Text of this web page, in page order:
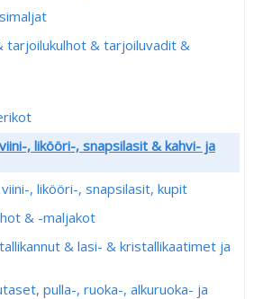
tarjoilukulhot & tarjoiluvadit &
, likööri-, snapsilasit & kahvi- ja
, likööri-, snapsilasit, kupit
& -maljakot
& lasi- & kristallikaatimet ja
pulla-, ruoka-, alkuruoka- ja